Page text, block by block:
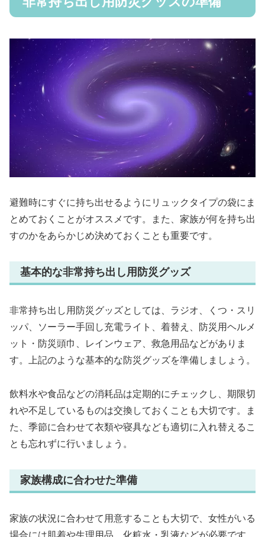
避難時にすぐに持ち出せるようにリュックタイプの袋にま
とめておくことがオススメです。また、家族が何を持ち出
すのかをあらかじめ決めておくことも重要です。
基本的な非常持ち出し用防災グッズ
非常持ち出し用防災グッズとしては、ラジオ、くつ・スリ
ッパ、ソーラー手回し充電ライト、着替え、防災用ヘルメ
ット・防災頭巾、レインウェア、救急用品などがありま
す。上記のような基本的な防災グッズを準備しましょう。
飲料水や食品などの消耗品は定期的にチェックし、期限切
れや不足しているものは交換しておくことも大切です。ま
た、季節に合わせて衣類や寝具なども適切に入れ替えるこ
とも忘れずに行いましょう。
家族構成に合わせた準備
家族の状況に合わせて用意することも大切で、女性がいる